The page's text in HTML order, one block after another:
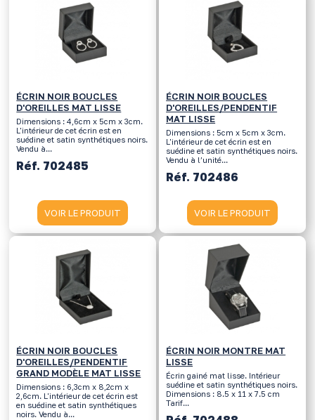
ÉCRIN NOIR BOUCLES
D'OREILLES MAT LISSE
Dimensions : 4,6cm x 5cm x 3cm.
L'intérieur de cet écrin est en
suédine et satin synthétiques noirs.
Vendu à...
Réf. 702485
VOIR LE PRODUIT
ÉCRIN NOIR BOUCLES
D'OREILLES/PENDENTIF
MAT LISSE
Dimensions : 5cm x 5cm x 3cm.
L'intérieur de cet écrin est en
suédine et satin synthétiques noirs.
Vendu à l’unité...
Réf. 702486
VOIR LE PRODUIT
ÉCRIN NOIR BOUCLES
D'OREILLES/PENDENTIF
GRAND MODÈLE MAT LISSE
Dimensions : 6,3cm x 8,2cm x
2,6cm. L'intérieur de cet écrin est
en suédine et satin synthétiques
noirs. Vendu à...
ÉCRIN NOIR MONTRE MAT
LISSE
Écrin gainé mat lisse. Intérieur
suédine et satin synthétiques noirs.
Dimensions : 8.5 x 11 x 7.5 cm
Tarif...